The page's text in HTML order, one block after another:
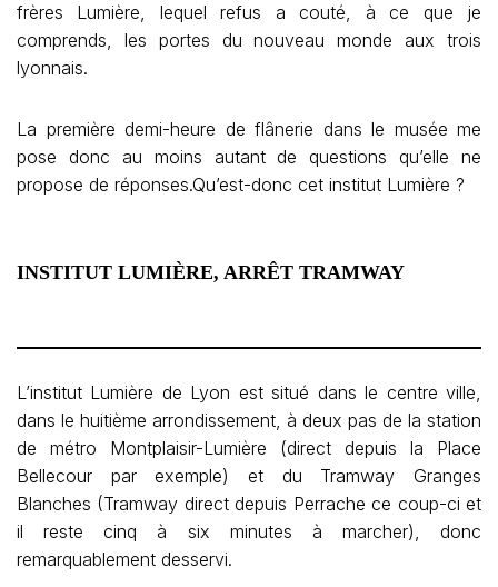
frères Lumière, lequel refus a couté, à ce que je
comprends, les portes du nouveau monde aux trois
lyonnais.
La première demi-heure de flânerie dans le musée me
pose donc au moins autant de questions qu’elle ne
propose de réponses.Qu’est-donc cet institut Lumière ?
INSTITUT LUMIÈRE, ARRÊT TRAMWAY
L’institut Lumière de Lyon est situé dans le centre ville,
dans le huitième arrondissement, à deux pas de la station
de métro Montplaisir-Lumière (direct depuis la Place
Bellecour par exemple) et du Tramway Granges
Blanches (Tramway direct depuis Perrache ce coup-ci et
il reste cinq à six minutes à marcher), donc
remarquablement desservi.